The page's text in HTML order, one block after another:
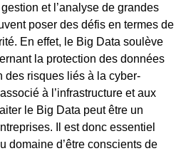
et l’analyse de grandes
poser des défis en termes de
En effet, le Big Data soulève
la protection des données
des risques liés à la cyber-
à l’infrastructure et aux
le Big Data peut être un
Il est donc essentiel
domaine d’être conscients de